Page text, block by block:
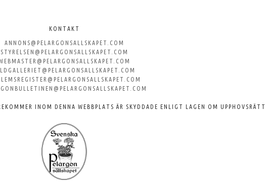
KONTAKT
ANNONS@PELARGONSALLSKAPET.COM
STYRELSEN@PELARGONSALLSKAPET.COM
INOM DENNA WEBBPLATS ÄR SKYDDADE ENLIGT LAGEN OM UPPHOVSRÄTT.